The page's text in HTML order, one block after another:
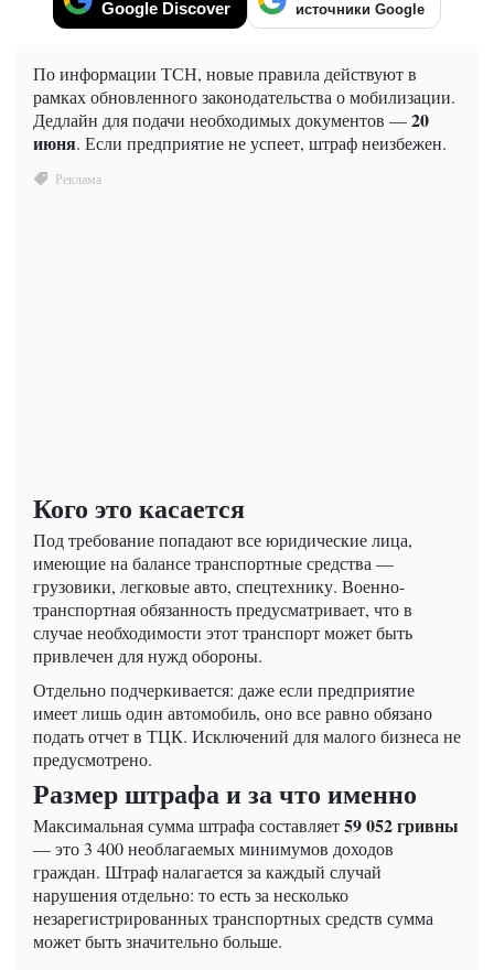
Google Discover источники Google
По информации ТСН, новые правила действуют в
рамках обновленного законодательства о мобилизации.
Дедлайн для подачи необходимых документов —20
июня. Если предприятие не успеет, штраф неизбежен.
Кого это касается
Под требование попадают все юридические лица,
имеющие на балансе транспортные средства —
грузовики, легковые авто, спецтехнику. Военно-
транспортная обязанность предусматривает, что в
случае необходимости этот транспорт может быть
привлечен для нужд обороны.
Отдельно подчеркивается: даже если предприятие
имеет лишь один автомобиль, оно все равно обязано
подать отчет в ТЦК. Исключений для малого бизнеса не
предусмотрено.
Размер штрафа и за что именно
Максимальная сумма штрафа составляет59 052 гривны
— это 3 400 необлагаемых минимумов доходов
граждан. Штраф налагается за каждый случай
нарушения отдельно: то есть за несколько
незарегистрированных транспортных средств сумма
может быть значительно больше.